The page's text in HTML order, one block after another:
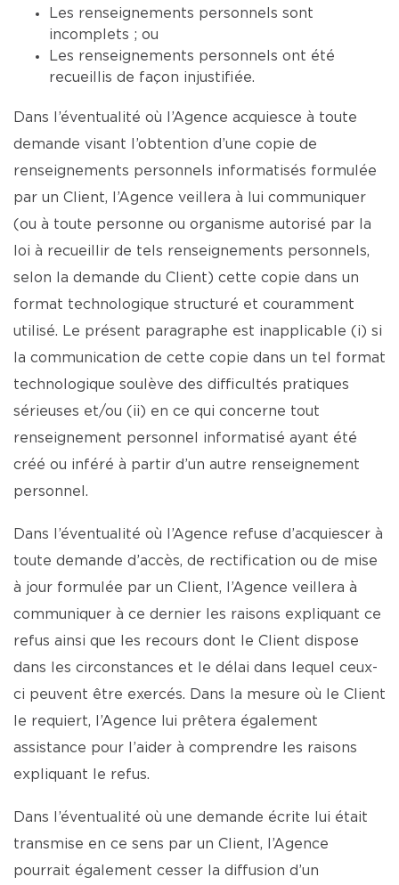
Les renseignements personnels sont
incomplets ; ou
Les renseignements personnels ont été
recueillis de façon injustifiée.
Dans l’éventualité où l’Agence acquiesce à toute
demande visant l’obtention d’une copie de
renseignements personnels informatisés formulée
par un Client, l’Agence veillera à lui communiquer
(ou à toute personne ou organisme autorisé par la
loi à recueillir de tels renseignements personnels,
selon la demande du Client) cette copie dans un
format technologique structuré et couramment
utilisé. Le présent paragraphe est inapplicable (i) si
la communication de cette copie dans un tel format
technologique soulève des difficultés pratiques
sérieuses et/ou (ii) en ce qui concerne tout
renseignement personnel informatisé ayant été
créé ou inféré à partir d’un autre renseignement
personnel.
Dans l’éventualité où l’Agence refuse d’acquiescer à
toute demande d’accès, de rectification ou de mise
à jour formulée par un Client, l’Agence veillera à
communiquer à ce dernier les raisons expliquant ce
refus ainsi que les recours dont le Client dispose
dans les circonstances et le délai dans lequel ceux-
ci peuvent être exercés. Dans la mesure où le Client
le requiert, l’Agence lui prêtera également
assistance pour l’aider à comprendre les raisons
expliquant le refus.
Dans l’éventualité où une demande écrite lui était
transmise en ce sens par un Client, l’Agence
pourrait également cesser la diffusion d’un